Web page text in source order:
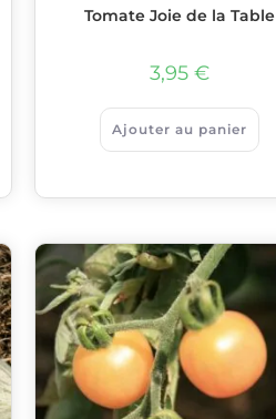
Tomate Joie de la Table
3,95€
Ajouter au panier